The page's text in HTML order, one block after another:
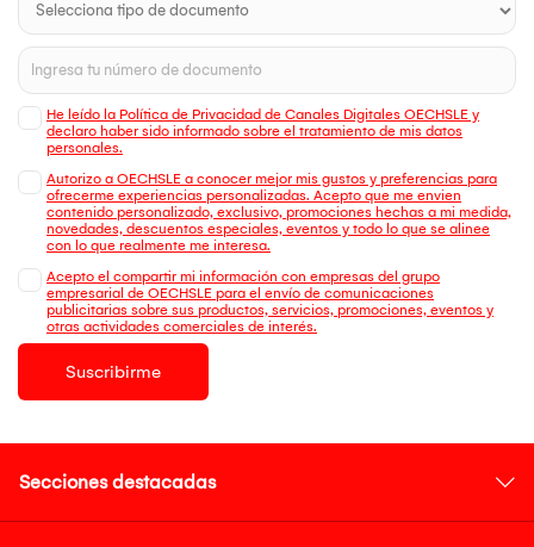
He leído la Política de Privacidad de Canales Digitales OECHSLE y
declaro haber sido informado sobre el tratamiento de mis datos
personales.
Autorizo a OECHSLE a conocer mejor mis gustos y preferencias para
ofrecerme experiencias personalizadas. Acepto que me envien
contenido personalizado, exclusivo, promociones hechas a mi medida,
novedades, descuentos especiales, eventos y todo lo que se alinee
con lo que realmente me interesa.
Acepto el compartir mi información con empresas del grupo
empresarial de OECHSLE para el envío de comunicaciones
publicitarias sobre sus productos, servicios, promociones, eventos y
otras actividades comerciales de interés.
Suscribirme
Secciones destacadas